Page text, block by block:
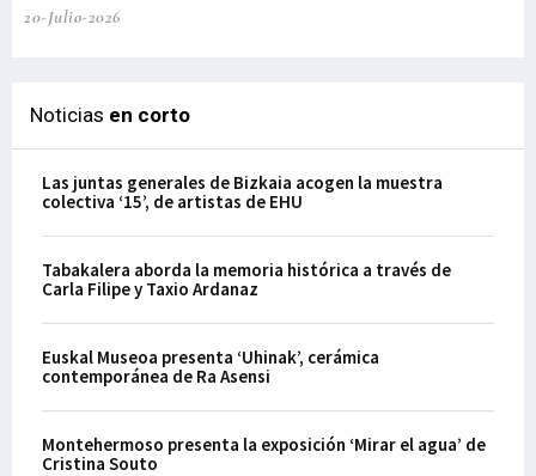
20-Julio-2026
Noticias en corto
Las juntas generales de Bizkaia acogen la muestra
colectiva ‘15’, de artistas de EHU
Tabakalera aborda la memoria histórica a través de
Carla Filipe y Taxio Ardanaz
Euskal Museoa presenta ‘Uhinak’, cerámica
contemporánea de Ra Asensi
Montehermoso presenta la exposición ‘Mirar el agua’ de
Cristina Souto